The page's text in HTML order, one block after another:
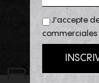
J'accepte
commerciales